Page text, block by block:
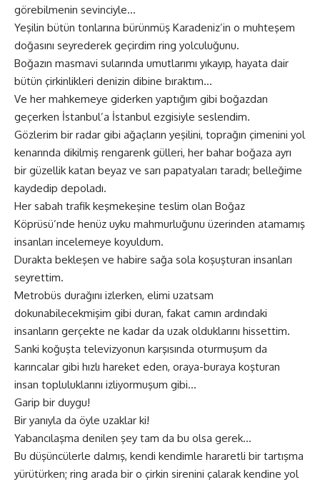
görebilmenin sevinciyle…
Yeşilin bütün tonlarına bürünmüş Karadeniz’in o muhteşem
doğasını seyrederek geçirdim ring yolculuğunu.
Boğazın masmavi sularında umutlarımı yıkayıp, hayata dair
bütün çirkinlikleri denizin dibine bıraktım…
Ve her mahkemeye giderken yaptığım gibi boğazdan
geçerken İstanbul’a İstanbul ezgisiyle seslendim.
Gözlerim bir radar gibi ağaçların yeşilini, toprağın çimenini yol
kenarında dikilmiş rengarenk gülleri, her bahar boğaza ayrı
bir güzellik katan beyaz ve sarı papatyaları taradı; belleğime
kaydedip depoladı.
Her sabah trafik keşmekeşine teslim olan Boğaz
Köprüsü’nde henüz uyku mahmurluğunu üzerinden atamamış
insanları incelemeye koyuldum.
Durakta bekleşen ve habire sağa sola koşuşturan insanları
seyrettim.
Metrobüs durağını izlerken, elimi uzatsam
dokunabilecekmişim gibi duran, fakat camın ardındaki
insanların gerçekte ne kadar da uzak olduklarını hissettim.
Sanki koğuşta televizyonun karşısında oturmuşum da
karıncalar gibi hızlı hareket eden, oraya-buraya koşturan
insan topluluklarını izliyormuşum gibi…
Garip bir duygu!
Bir yanıyla da öyle uzaklar ki!
Yabancılaşma denilen şey tam da bu olsa gerek…
Bu düşüncülerle dalmış, kendi kendimle hararetli bir tartışma
yürütürken; ring arada bir o çirkin sirenini çalarak kendine yol